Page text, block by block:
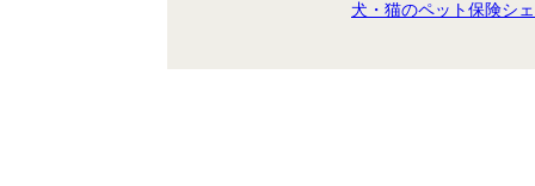
犬・猫のペット保険シ